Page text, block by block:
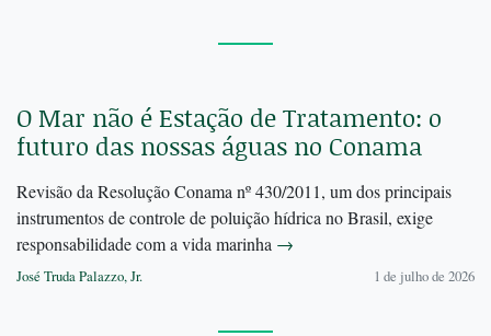
O Mar não é Estação de Tratamento: o
futuro das nossas águas no Conama
Revisão da Resolução Conama nº 430/2011, um dos principais
instrumentos de controle de poluição hídrica no Brasil, exige
responsabilidade com a vida marinha →
José Truda Palazzo, Jr. 1 de julho de 2026